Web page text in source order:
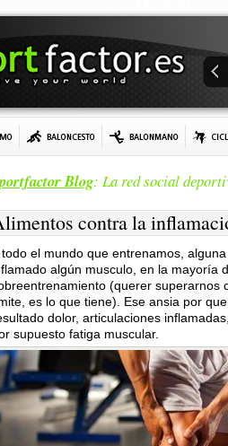
Blog: La red social
contra la
todo el mundo que entrenamos,
algún musculo, en la mayoría
(querer superarnos
es lo que tiene). Ese ansia por
dolor, articulaciones
supuesto fatiga muscular.